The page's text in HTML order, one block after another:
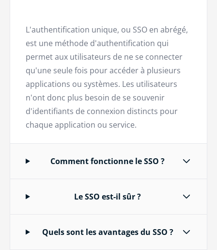
L'authentification unique, ou SSO en abrégé,
est une méthode d'authentification qui
permet aux utilisateurs de ne se connecter
qu'une seule fois pour accéder à plusieurs
applications ou systèmes. Les utilisateurs
n'ont donc plus besoin de se souvenir
d'identifiants de connexion distincts pour
chaque application ou service.
Comment fonctionne le SSO ?
Le SSO est-il sûr ?
Quels sont les avantages du SSO ?